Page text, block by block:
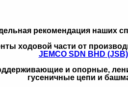
рекомендация наших
ходовой части от
JEMCO SDN BHD (JSB)
и опорные,
гусеничные цепи и